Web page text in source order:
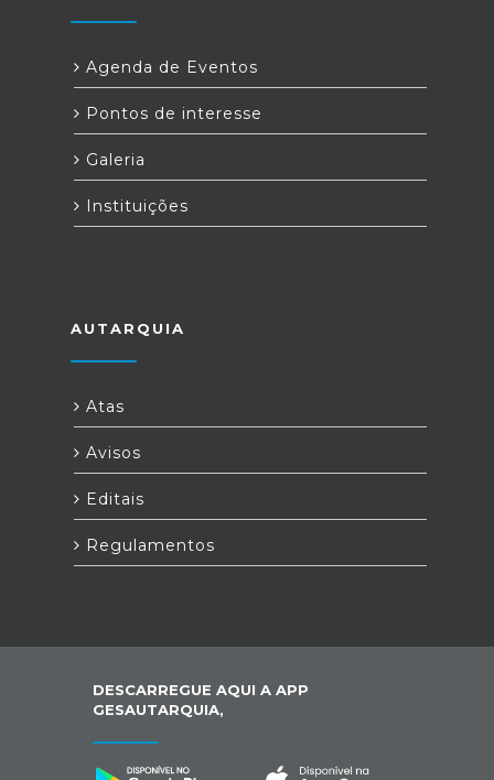
Agenda de Eventos
Pontos de interesse
Galeria
Instituições
AUTARQUIA
Atas
Avisos
Editais
Regulamentos
DESCARREGUE AQUI A APP
GESAUTARQUIA,